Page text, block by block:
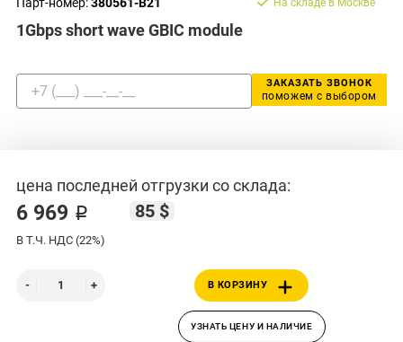
1Gbps short wave GBIC module
ЗАКАЗАТЬ ЗВОНОК
поможем с выбором
цена последней отгрузки со склада:
6 969 ₽ 85 $
В Т.Ч. НДС (22%)
В КОРЗИНУ
УЗНАТЬ ЦЕНУ И НАЛИЧИЕ